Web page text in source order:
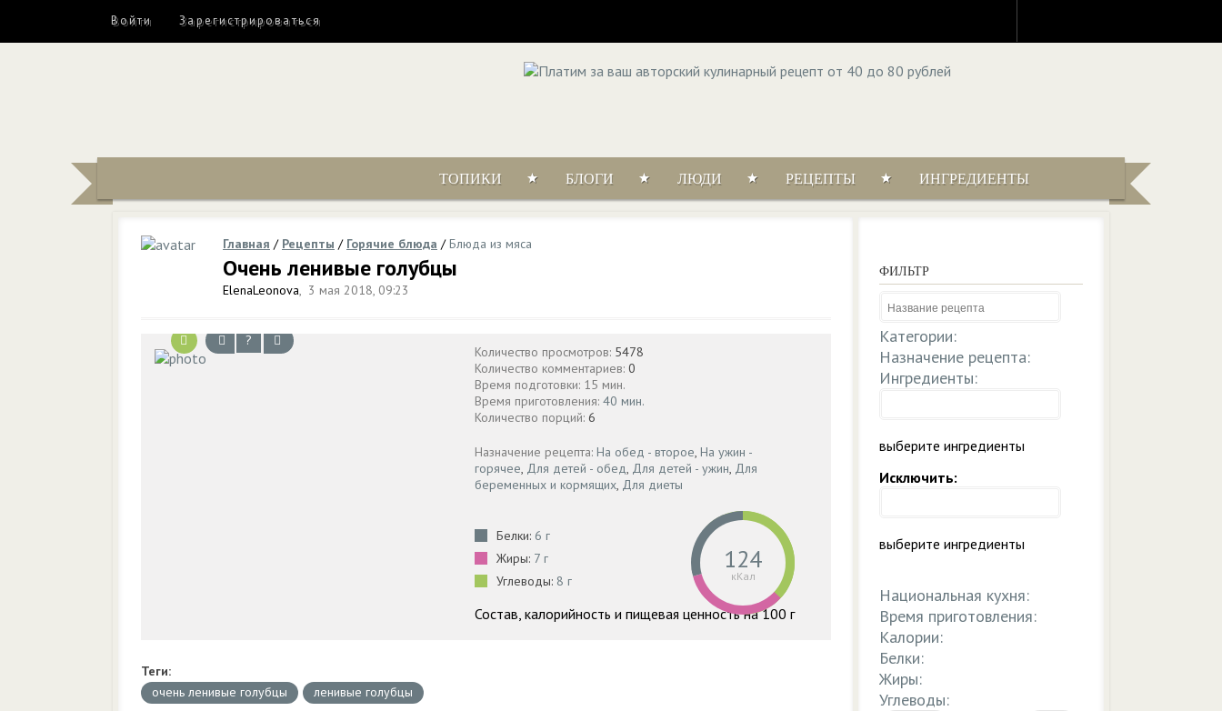
Войти Зарегистрироваться
ТОПИКИ БЛОГИ ЛЮДИ РЕЦЕПТЫ ИНГРЕДИЕНТЫ
Главная / Рецепты / Горячие блюда /Блюда из мяса
Очень ленивые голубцы
ElenaLeonova, 3 мая 2018, 09:23
?
Количество просмотров: 5478
Количество комментариев: 0
Время подготовки: 15 мин.
Время приготовления: 40 мин.
Количество порций: 6
Назначение рецепта: На обед - второе, На ужин -
горячее, Для детей - обед, Для детей - ужин, Для
беременных и кормящих, Для диеты
Белки: 6 г
Жиры: 7 г
Углеводы: 8 г
124
кКал
Состав, калорийность и пищевая ценность на 100 г
Теги:
очень ленивые голубцы
ленивые голубцы
ФИЛЬТР
Категории:
Назначение рецепта:
Ингредиенты:
выберите ингредиенты
Исключить:
выберите ингредиенты
Национальная кухня:
Время приготовления:
Калории:
Белки:
Жиры:
Углеводы: